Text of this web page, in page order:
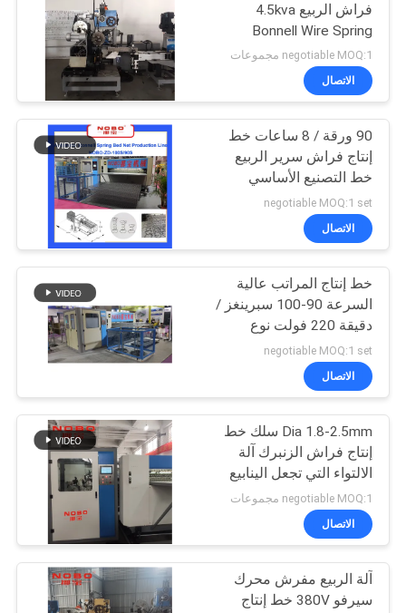
جميع
القضايا
VR
خريطة
الموقع
سياسة
الخصوصية
فراش الربيع 4.5kva
Bonnell Wire Spring
ماكينة
negotiable MOQ:1 مجموعات
الاتصال
90 ورقة / 8 ساعات خط
إنتاج فراش سرير الربيع
خط التصنيع الأساسي
negotiable MOQ:1 set
الاتصال
خط إنتاج المراتب عالية
السرعة 90-100 سبرينغز /
دقيقة 220 فولت نوع
Bonell Spring
negotiable MOQ:1 set
الاتصال
Dia 1.8-2.5mm سلك خط
إنتاج فراش الزنبرك آلة
الالتواء التي تجعل الينابيع
negotiable MOQ:1 مجموعات
الاتصال
آلة الربيع مفرش محرك
سيرفو 380V خط إنتاج